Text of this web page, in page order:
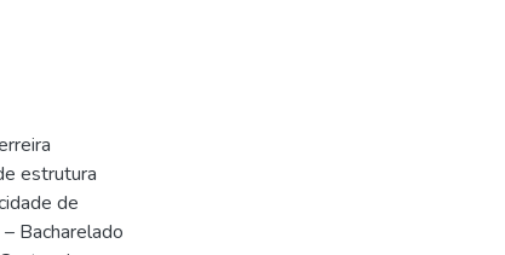
estrutura
de
Bacharelado